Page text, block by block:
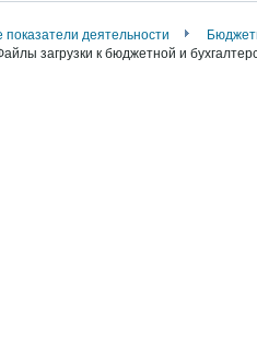
деятельности
загрузки к бюджетной и